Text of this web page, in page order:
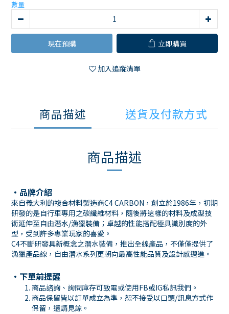
數量
現在預購 立即購買
加入追蹤清單
商品描述 送貨及付款方式
商品描述
・品牌介紹
來自義大利的複合材料製造商C4 CARBON，創立於1986年，初期
研發的是自行車專用之碳纖維材料，隨後將這樣的材料及成型技
術延伸至自由潛水/漁獵裝備；卓越的性能搭配極具識別度的外
型，受到許多專業玩家的喜愛。
C4不斷研發具新概念之潛水裝備，推出全線產品，不僅僅提供了
漁獵產品線，自由潛水系列更朝向最高性能品質及設計感邁進。
・下單前提醒
商品諮詢、詢問庫存可致電或使用FB或IG私訊我們。
商品保留皆以訂單成立為準，恕不接受以口頭/訊息方式作
保留，還請見諒。